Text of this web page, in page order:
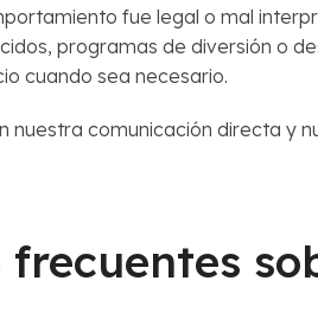
fue legal o mal
programas de diversión o
cuando sea necesario.
nuestra comunicación directa y
frecuentes